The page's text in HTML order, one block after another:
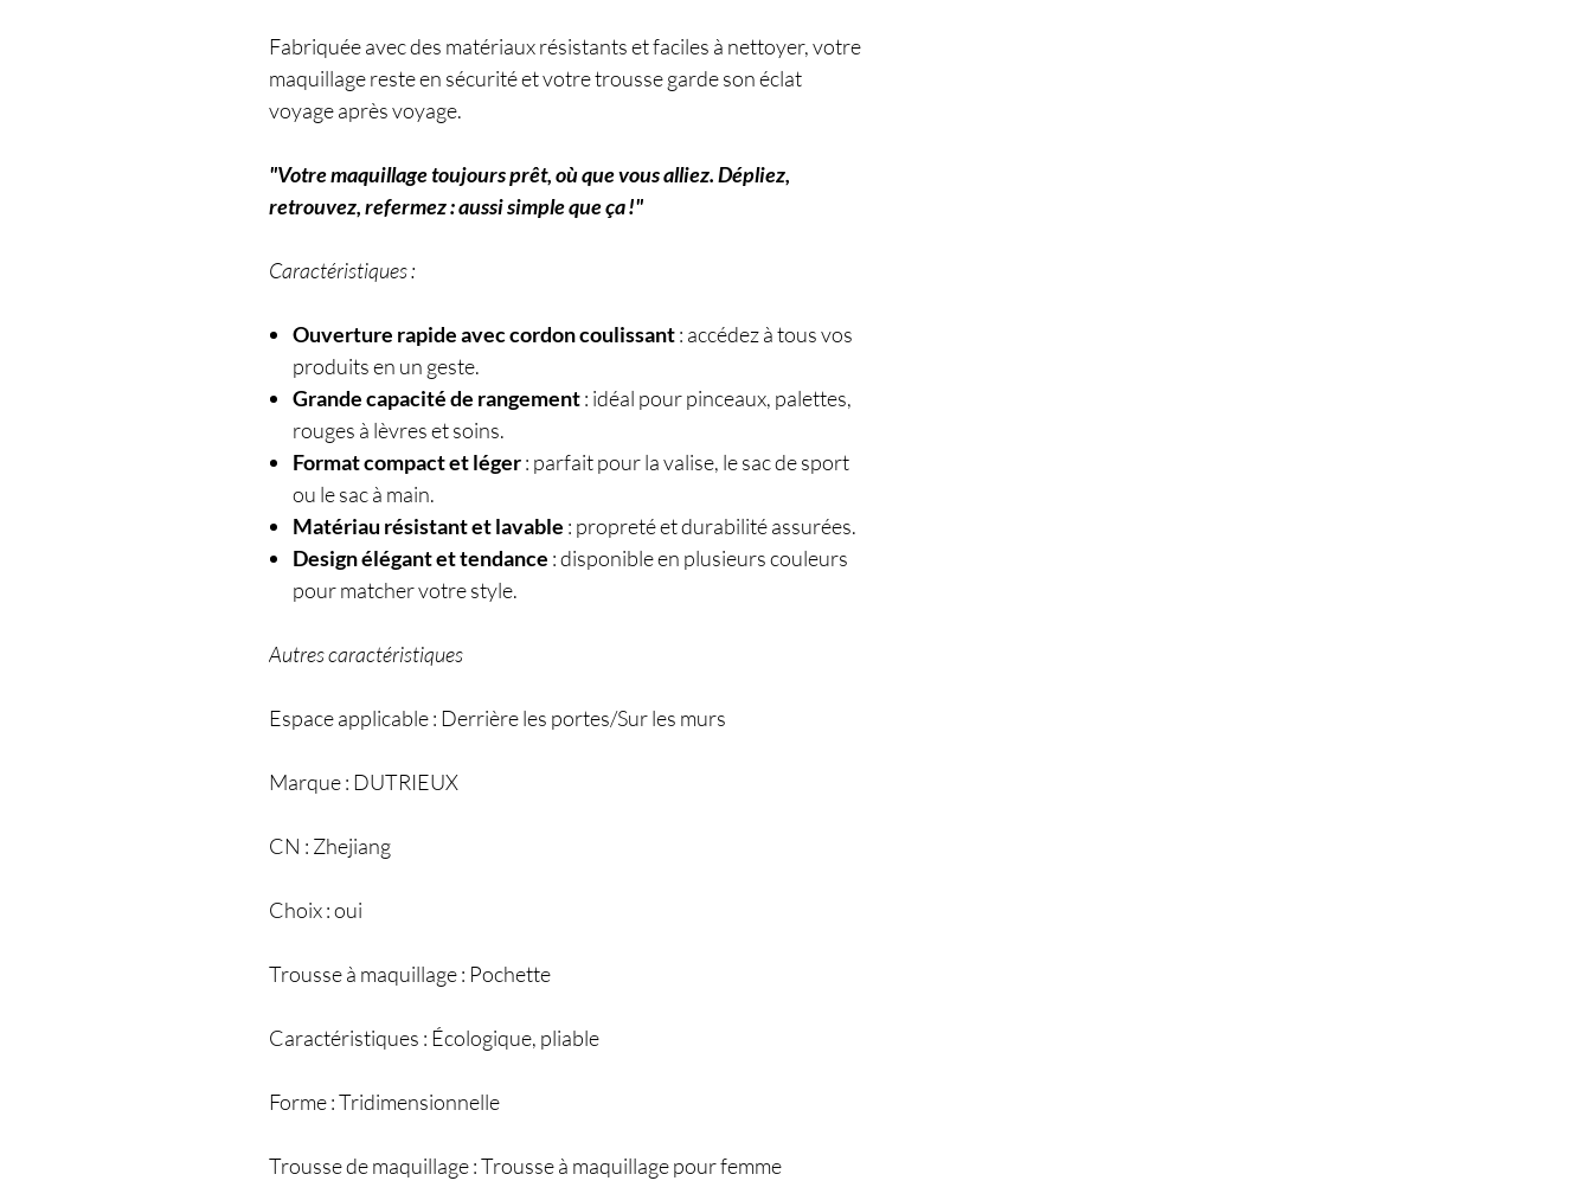
Fabriquée avec des matériaux résistants et faciles à nettoyer, votre
maquillage reste en sécurité et votre trousse garde son éclat
voyage après voyage.
"Votre maquillage toujours prêt, où que vous alliez. Dépliez,
retrouvez, refermez : aussi simple que ça !"
Caractéristiques :
Ouverture rapide avec cordon coulissant: accédez à tous vos
produits en un geste.
Grande capacité de rangement: idéal pour pinceaux, palettes,
rouges à lèvres et soins.
Format compact et léger: parfait pour la valise, le sac de sport
ou le sac à main.
Matériau résistant et lavable : propreté et durabilité assurées.
Design élégant et tendance : disponible en plusieurs couleurs
pour matcher votre style.
Autres caractéristiques
Espace applicable : Derrière les portes/Sur ​​les murs
Marque : DUTRIEUX
CN : Zhejiang
Choix : oui
Trousse à maquillage : Pochette
Caractéristiques : Écologique, pliable
Forme : Tridimensionnelle
Trousse de maquillage : Trousse à maquillage pour femme